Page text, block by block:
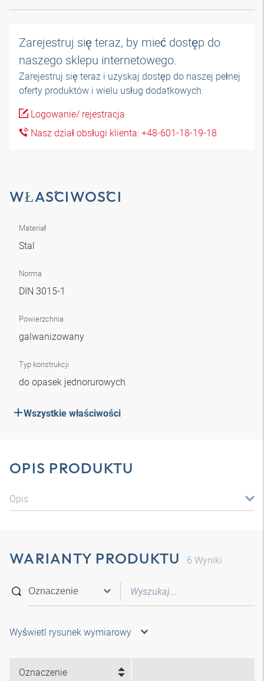
Zarejestruj się teraz, by mieć dostęp do
naszego sklepu internetowego.
Zarejestruj się teraz i uzyskaj dostęp do naszej pełnej
oferty produktów i wielu usług dodatkowych.
Logowanie/ rejestracja
Nasz dział obsługi klienta: +48-601-18-19-18
WŁAŚCIWOŚCI
Materiał
Stal
Norma
DIN 3015-1
Powierzchnia
galwanizowany
Typ konstrukcji
do opasek jednorurowych
Wszystkie właściwości
OPIS PRODUKTU
Opis
WARIANTY PRODUKTU 6 Wyniki
Wyświetl rysunek wymiarowy
Oznaczenie